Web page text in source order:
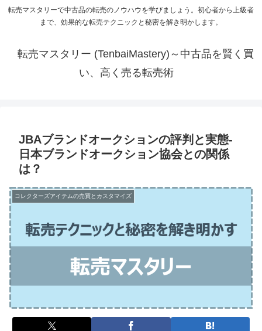
転売マスタリーで中古品の転売のノウハウを学びましょう。初心者から上級者
まで、効果的な転売テクニックと秘密を解き明かします。
転売マスタリー (TenbaiMastery)～中古品を賢く買
い、高く売る転売術
JBAブランドオークションの評判と実態-
日本ブランドオークション協会との関係
は？
コレクターズアイテムの売買とカスタマイズ